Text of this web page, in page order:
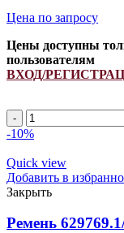
Цена по запросу
Цены доступны
пользователям
ВХОД/
2HB
2595Lp/
ремень
многоручьевой
INDFORCE
Strongest
quantity
-10%
Quick view
Добавить в
Закрыть
Ремень